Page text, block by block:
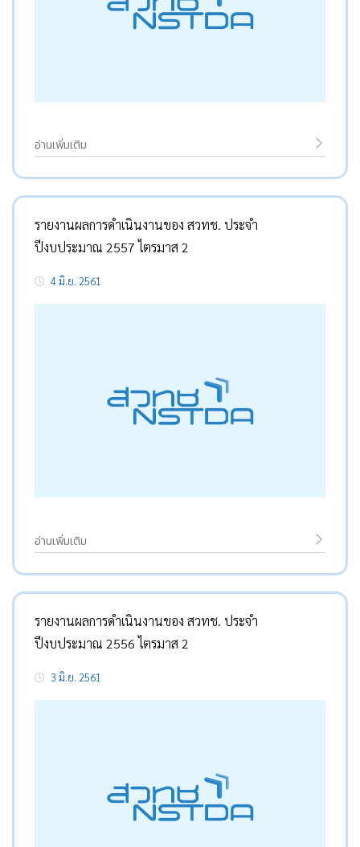
อ่านเพิ่มเติม
รายงานผลการดำเนินงานของ สวทช. ประจำ
ปีงบประมาณ 2557 ไตรมาส 2
4 มิ.ย. 2561
อ่านเพิ่มเติม
รายงานผลการดำเนินงานของ สวทช. ประจำ
ปีงบประมาณ 2556 ไตรมาส 2
3 มิ.ย. 2561